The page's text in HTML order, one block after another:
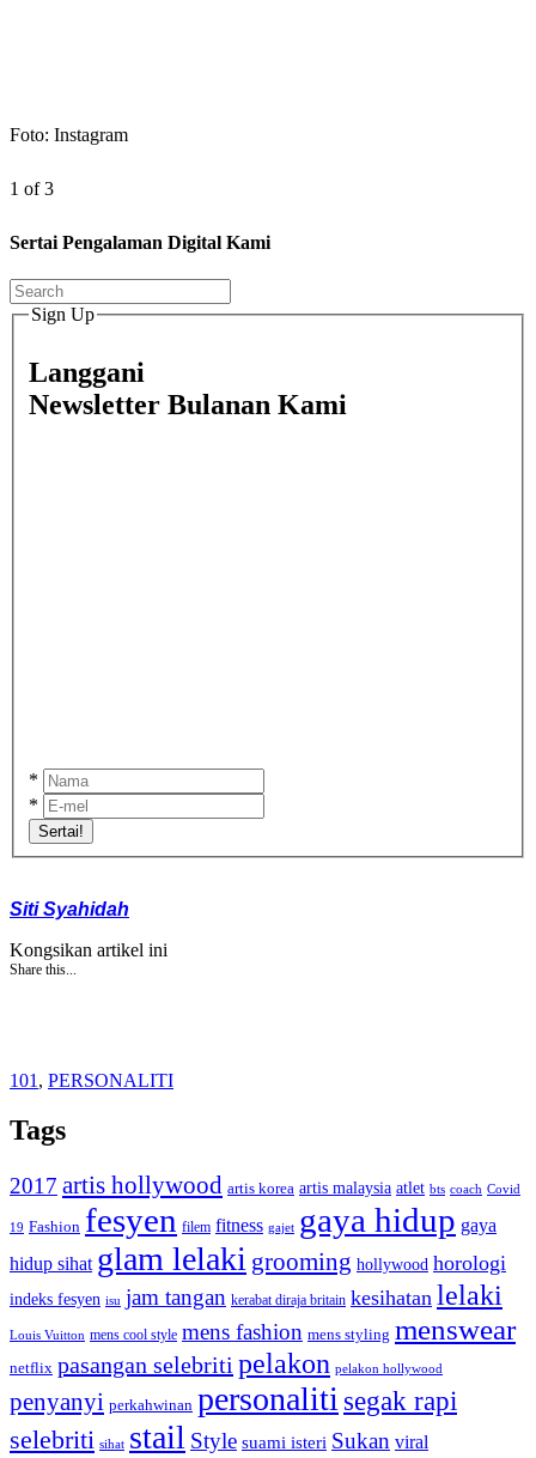
Foto: Instagram
1 of 3
Sertai Pengalaman Digital Kami
Sign Up
Langgani
Newsletter Bulanan Kami
*
*
Sertai!
Siti Syahidah
Kongsikan artikel ini
Share this...
101 , PERSONALITI
Tags
2017 artis hollywood artis korea artis malaysia atlet bts coach Covid
19 Fashion fesyen filem fitness gajet gaya hidup gaya
hidup sihat glam lelaki grooming hollywood horologi
indeks fesyen isu jam tangan kerabat diraja britain kesihatan lelaki
Louis Vuitton mens cool style mens fashion mens styling menswear
netflix pasangan selebriti pelakon pelakon hollywood
penyanyi perkahwinan personalitisegak rapi
selebriti sihat stail Style suami isteri Sukan viral